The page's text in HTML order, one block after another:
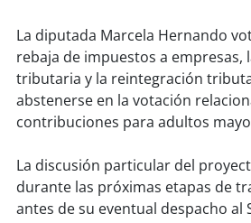
La diputada Marcela Hernando
rebaja de impuestos a empresas,
tributaria y la reintegración
abstenerse en la votación
contribuciones para adultos
La discusión particular del
durante las próximas etapas de
antes de su eventual despacho al